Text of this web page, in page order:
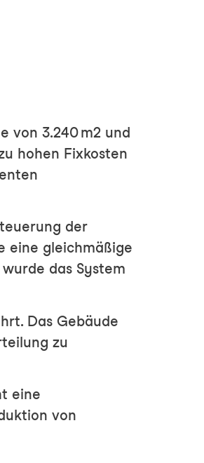
von 3.240 m² und
hohen Fixkosten
der
eine gleichmäßige
das System
Das Gebäude
zu
eine
von